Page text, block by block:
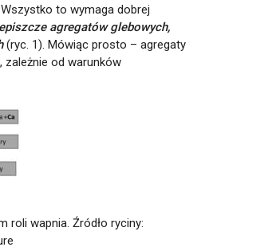
to wymaga dobrej
agregatów glebowych,
(ryc. 1). Mówiąc prosto – agregaty
zależnie od warunków
roli wapnia. Źródło ryciny: